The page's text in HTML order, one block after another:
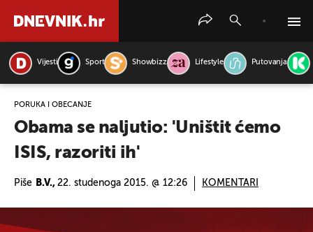
Vijesti Sport Showbizz Lifestyle Putovanja
PORUKA I OBEĆANJE
Obama se naljutio: 'Uništit ćemo
ISIS, razoriti ih'
Piše B.V., 22. studenoga 2015. @ 12:26 KOMENTARI
PRETRAŽITE VIJESTI